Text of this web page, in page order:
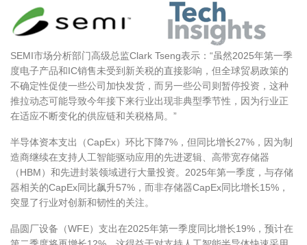
SEMI市场分析部门高级总监Clark Tseng表示： “虽然2025年第一季
度电子产品和IC销售未受到新关税的直接影响，但全球贸易政策的
不确定性促使一些公司加快发货，而另一些公司则暂停投资，这种
推拉动态可能导致今年接下来行业出现非典型季节性，因为行业正
在适应不断变化的供应链和关税格局。 ”
半导体资本支出（CapEx）环比下降7% ，但同比增长27% ，因为制
造商继续在支持人工智能驱动应用的先进逻辑、高带宽存储器
（HBM）和先进封装领域进行大量投资。 2025年第一季度，与存储
器相关的CapEx同比飙升57% ，而非存储器CapEx同比增长15% ，
突显了行业对创新和韧性的关注。
晶圆厂设备（WFE）支出在2025年第一季度同比增长19% ，预计在